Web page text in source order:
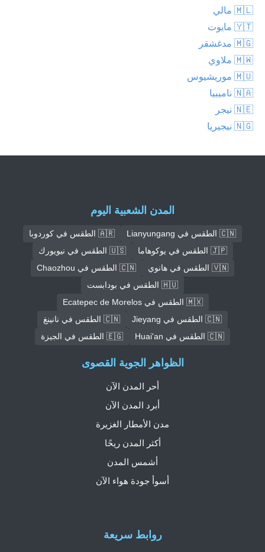
🇲🇱 مالي
🇾🇹 مايوت
🇲🇬 مدغشقر
🇲🇼 ملاوي
🇲🇺 موريشيوس
🇳🇦 ناميبيا
🇳🇪 نيجر
🇳🇬 نيجيريا
المدن الشعبية اليوم
🇨🇳 الطقس في Lianyungang
🇦🇷 الطقس في كوردوبا
🇯🇵 الطقس في يوكوهاما
🇺🇸 الطقس في نيويورك
🇻🇳 الطقس في هانوي
🇨🇳 الطقس في Chaozhou
🇭🇺 الطقس في بودابست
🇲🇽 الطقس في Ecatepec de Morelos
🇨🇳 الطقس في Jieyang
🇨🇳 الطقس في نانينغ
🇨🇳 الطقس في Huai'an
🇪🇬 الطقس في الجيزة
روابط سريعة
الظواهر الجوية القصوى
أحر المدن الآن
أبرد المدن الآن
مدن الأمطار الغزيرة
أكثر المدن ريحًا
أشمس المدن
أسوأ جودة هواء الآن